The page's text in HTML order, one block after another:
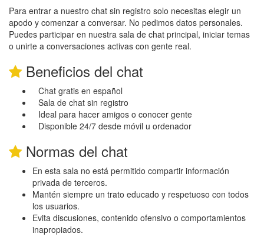
Para entrar a nuestro chat sin registro solo necesitas elegir un
apodo y comenzar a conversar. No pedimos datos personales.
Puedes participar en nuestra sala de chat principal, iniciar temas
o unirte a conversaciones activas con gente real.
Beneficios del chat
Chat gratis en español
Sala de chat sin registro
Ideal para hacer amigos o conocer gente
Disponible 24/7 desde móvil u ordenador
Normas del chat
En esta sala no está permitido compartir información
privada de terceros.
Mantén siempre un trato educado y respetuoso con todos
los usuarios.
Evita discusiones, contenido ofensivo o comportamientos
inapropiados.